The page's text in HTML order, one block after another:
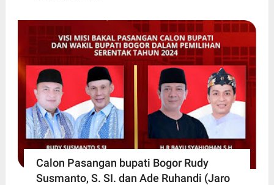
Calon Pasangan bupati Bogor Rudy
Susmanto, S. SI. dan Ade Ruhandi (Jaro